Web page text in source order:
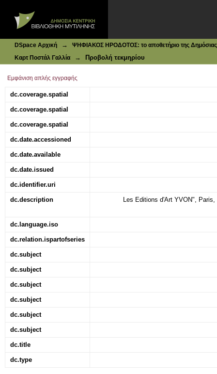
DSpace Αρχική →
ΨΗΦΙΑΚΟΣ ΗΡΟΔΟΤΟΣ: το αποθετήριο της Δημόσιας
Καρτ Ποστάλ Γαλλία
→ Προβολή τεκμηρίου
Εμφάνιση απλής εγγραφής
dc.coverage.spatial
dc.coverage.spatial
dc.coverage.spatial
dc.date.accessioned
dc.date.available
dc.date.issued
dc.identifier.uri
dc.description Les Editions d'Art YVON",
dc.language.iso
dc.relation.ispartofseries
dc.subject
dc.subject
dc.subject
dc.subject
dc.subject
dc.subject
dc.title
dc.type